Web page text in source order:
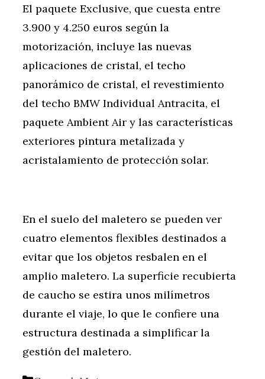
El paquete Exclusive, que cuesta entre
3.900 y 4.250 euros según la
motorización, incluye las nuevas
aplicaciones de cristal, el techo
panorámico de cristal, el revestimiento
del techo BMW Individual Antracita, el
paquete Ambient Air y las características
exteriores pintura metalizada y
acristalamiento de protección solar.
En el suelo del maletero se pueden ver
cuatro elementos flexibles destinados a
evitar que los objetos resbalen en el
amplio maletero. La superficie recubierta
de caucho se estira unos milímetros
durante el viaje, lo que le confiere una
estructura destinada a simplificar la
gestión del maletero.